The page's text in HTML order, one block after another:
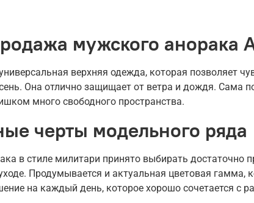
мужского анорака
верхняя одежда, которая позволяет
Она отлично защищает от ветра и дождя. Сама
много свободного пространства.
черты модельного ряда
в стиле милитари принято выбирать
Продумывается и актуальная цветовая
на каждый день, которое хорошо сочетается с